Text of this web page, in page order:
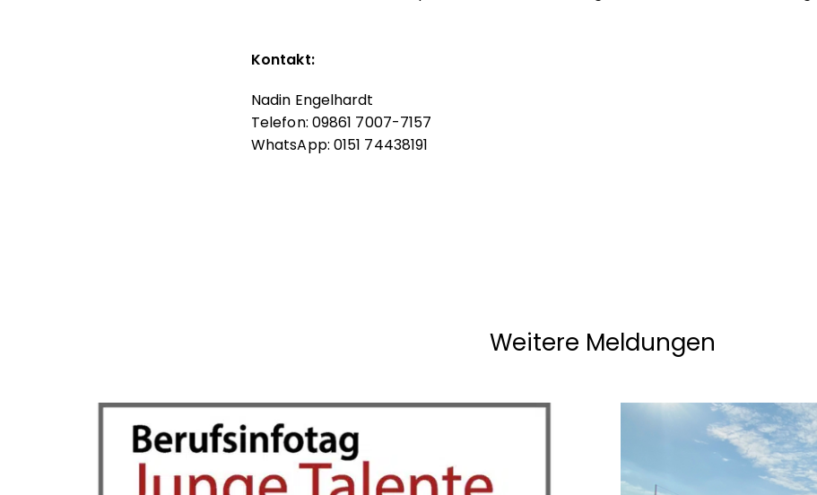
Kontakt:
Nadin Engelhardt
Telefon: 09861 7007-7157
WhatsApp: 0151 74438191
Weitere Meldungen